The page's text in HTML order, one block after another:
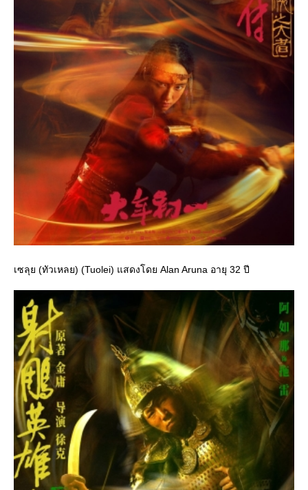
เซลุย (ทัวเหลย) (Tuolei) แสดงโดย Alan Aruna อายุ 32 ปี